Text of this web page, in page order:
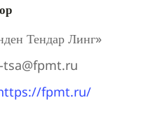
Тендар Линг»
tsa@fpmt.ru
fpmt.ru/